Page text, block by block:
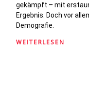
gekämpft – mit
Ergebnis. Doch vor
Demografie.
WEITERLESEN